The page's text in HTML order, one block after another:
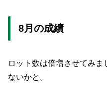
8月の成績
ロット数は倍増させてみ
ないかと。